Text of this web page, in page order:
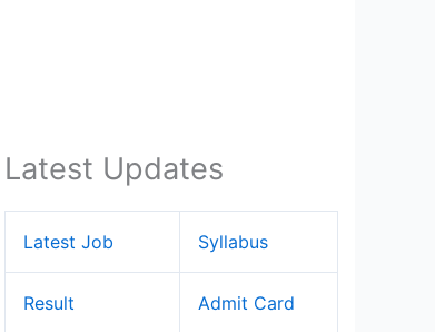
Latest Updates
Latest Job Syllabus
Result Admit Card